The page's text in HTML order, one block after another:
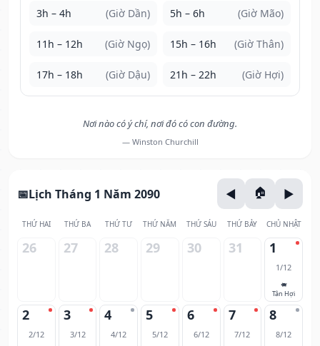
3h – 4h (Giờ Dần) 5h – 6h (Giờ Mão)
11h – 12h (Giờ Ngọ) 15h – 16h (Giờ Thân)
17h – 18h (Giờ Dậu) 21h – 22h (Giờ Hợi)
Nơi nào có ý chí, nơi đó có con đường.
— Winston Churchill
Lịch Tháng 1 Năm 2090
THỨ HAI THỨ BA THỨ TƯ THỨ NĂM THỨ SÁU THỨ BẢY CHỦ NHẬT
26 27 28 29 30 31 1
1/12
🐖
Tân Hợi
2
2/12
3
3/12
4
4/12
5
5/12
6
6/12
7
7/12
8
8/12